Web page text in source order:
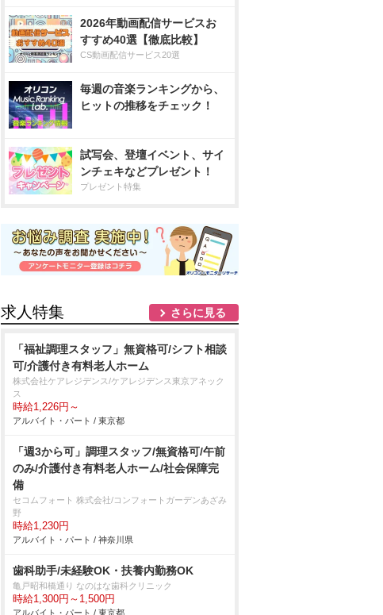
2026年動画配信サービスお
すすめ40選【徹底比較】
CS動画配信サービス20選
毎週の音楽ランキングから、
ヒットの推移をチェック！
試写会、登壇イベント、サイ
ンチェキなどプレゼント！
プレゼント特集
求人特集 さらに見る
「福祉調理スタッフ」無資格可/シフト相談
可/介護付き有料老人ホーム
株式会社ケアレジデンス/ケアレジデンス東京アネック
ス
時給1,226円～
アルバイト・パート / 東京都
「週3から可」調理スタッフ/無資格可/午前
のみ/介護付き有料老人ホーム/社会保障完
備
セコムフォート 株式会社/コンフォートガーデンあざみ
野
時給1,230円
アルバイト・パート / 神奈川県
歯科助手/未経験OK・扶養内勤務OK
亀戸昭和橋通り なのはな歯科クリニック
時給1,300円～1,500円
アルバイト・パート / 東京都